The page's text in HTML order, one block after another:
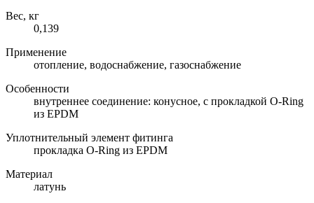
Вес, кг
0,139
Применение
отопление, водоснабжение, газоснабжение
Особенности
внутреннее соединение: конусное, с прокладкой O-Ring
из EPDM
Уплотнительный элемент фитинга
прокладка O-Ring из EPDM
Материал
латунь